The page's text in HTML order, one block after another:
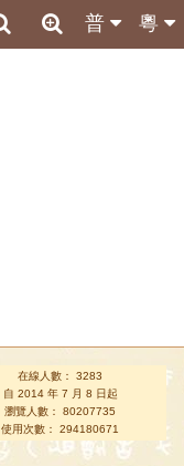
粵
普
在線人數： 3283
自 2014 年 7 月 8 日起
瀏覽人數： 80207735
使用次數： 294180671